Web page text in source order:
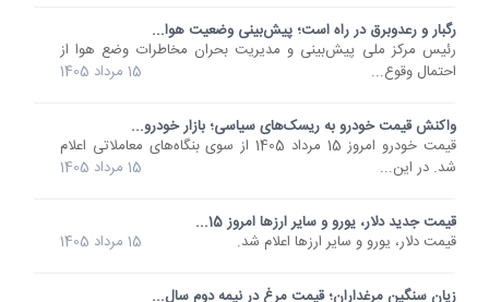
رگبار و رعدوبرق در راه است؛ پیش‌بینی وضعیت هوا...
رئیس مرکز ملی پیش‌بینی و مدیریت بحران مخاطرات وضع هوا از
احتمال وقوع...
15 مرداد 1405
واکنش قیمت خودرو به ریسک‌های سیاسی؛ بازار خودرو...
قیمت خودرو امروز 15 مرداد 1405 از سوی بنگاه‌های معاملاتی اعلام
شد. در این...
15 مرداد 1405
قیمت جدید دلار، یورو و سایر ارزها امروز 15...
قیمت دلار، یورو و سایر ارزها اعلام شد.
15 مرداد 1405
زیان سنگین مرغداران؛ قیمت مرغ در نیمه دوم سال...